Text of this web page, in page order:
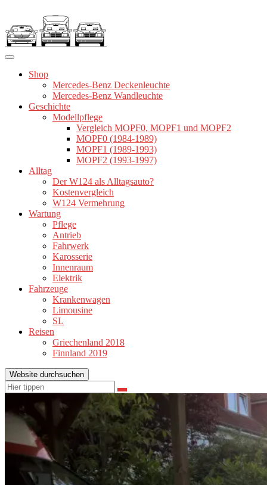
springen
Shop
Mercedes-Benz Deckenleuchte
Mercedes-Benz Wandleuchte
Geschichte
Modellpflege
Vergleich MOPF0, MOPF1 und MOPF2
MOPF0 (1984-1989)
MOPF1 (1989-1993)
MOPF2 (1993-1997)
Alltag
Der W124 als Alltagsauto?
Kostenvergleich
W124 Vermehrung
Wartung
Pflege
Antrieb
Fahrwerk
Karosserie
Innenraum
Elektrik
Fahrzeuge
Krankenwagen
Limousine
SL
Reisen
Griechenland 2018
Finnland 2019
Website durchsuchen
Suchen
nach:
Suchen